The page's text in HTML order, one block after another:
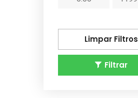
Limpar Filtros
Filtrar